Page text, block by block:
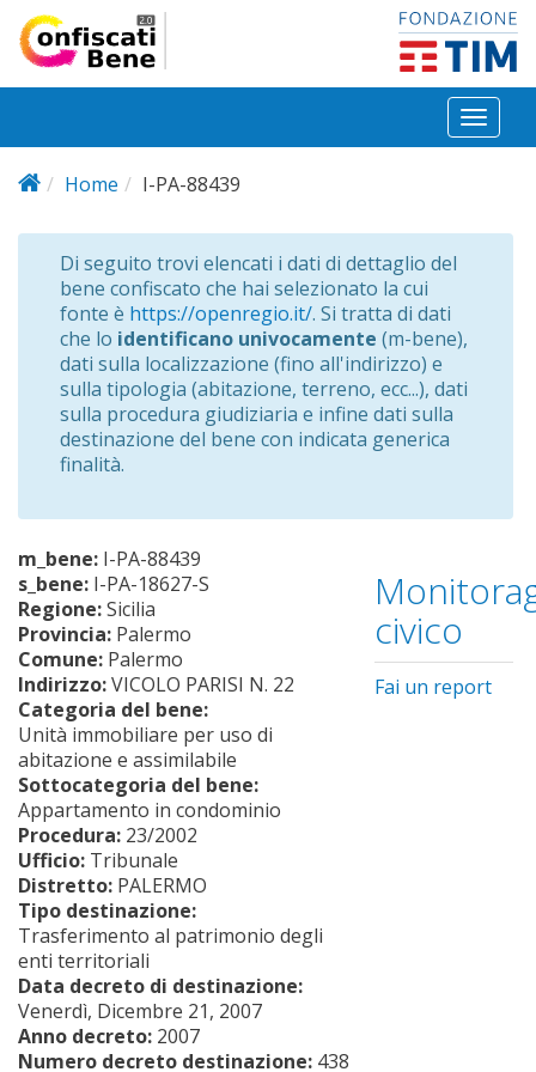
Salta al contenuto principale
Toggle
Home
I-PA-88439
Di seguito trovi elencati i dati di dettaglio del
bene confiscato che hai selezionato la cui
fonte è https://openregio.it/. Si tratta di dati
che lo identificano univocamente (m-bene),
dati sulla localizzazione (fino all'indirizzo) e
sulla tipologia (abitazione, terreno, ecc...), dati
sulla procedura giudiziaria e infine dati sulla
destinazione del bene con indicata generica
finalità.
m_bene: I-PA-88439
s_bene: I-PA-18627-S
Regione:Sicilia
Provincia: Palermo
Comune: Palermo
Indirizzo:VICOLO PARISI N. 22
Categoria del bene:
Unità immobiliare per uso di
abitazione e assimilabile
Sottocategoria del bene:
Appartamento in condominio
Procedura: 23/2002
Ufficio: Tribunale
Distretto: PALERMO
Tipo destinazione:
Trasferimento al patrimonio degli
enti territoriali
Data decreto di destinazione:
Venerdì, Dicembre 21, 2007
Anno decreto: 2007
Numero decreto destinazione: 438
civico
Fai un report